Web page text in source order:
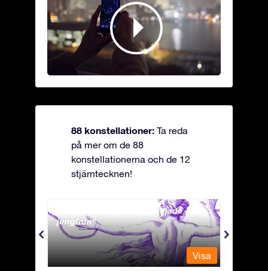
88 konstellationer: Ta reda
på mer om de 88
konstellationerna och de 12
stjärntecknen!
Andromeda - Den fastkedjade
jungfrun
Visa